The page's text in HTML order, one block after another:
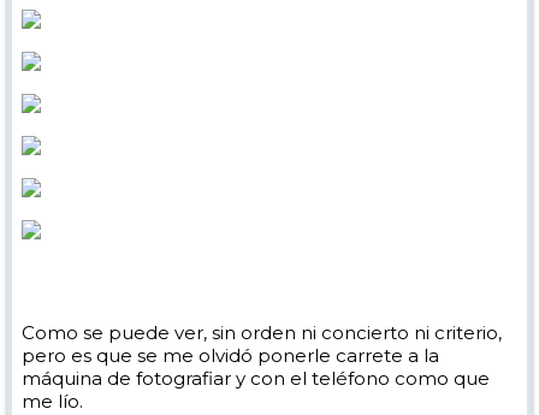
Como se puede ver, sin orden ni concierto ni criterio,
pero es que se me olvidó ponerle carrete a la
máquina de fotografiar y con el teléfono como que
me lío.